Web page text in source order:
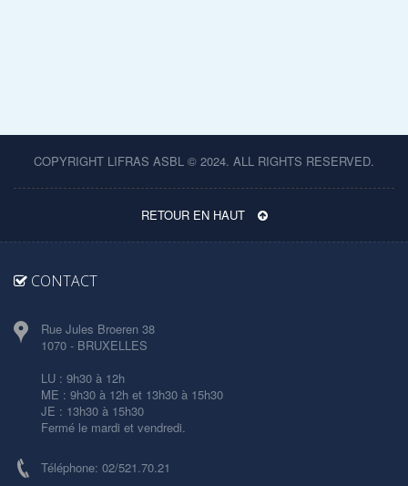
COPYRIGHT LIFRAS ASBL © 2024. ALL RIGHTS RESERVED.
RETOUR EN HAUT
CONTACT
Rue Jules Broeren 38
1070 - BRUXELLES
LU : 9h30 à 12h
ME : 9h30 à 12h et 13h30 à 15h30
JE : 13h30 à 15h30
Fermé le mardi et vendredi.
Téléphone: 02/521.70.21